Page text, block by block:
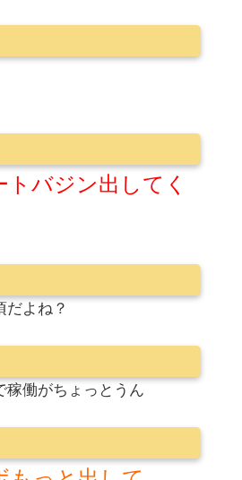
バジン出してく
だよね？
稼働がちょっとうん